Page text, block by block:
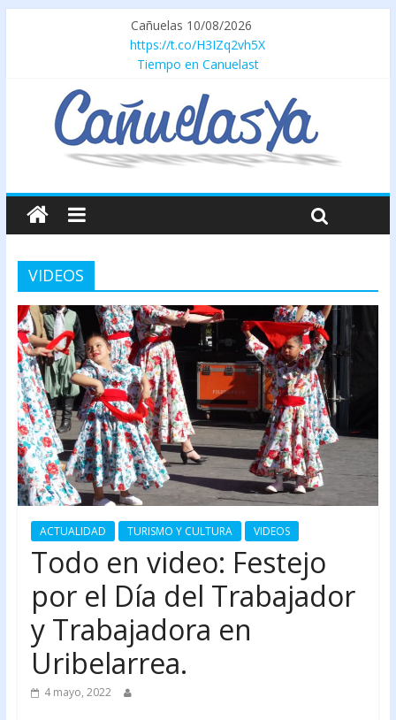
Cañuelas 10/08/2026
https://t.co/H3IZq2vh5X
Tiempo en Canuelast
VIDEOS
ACTUALIDAD TURISMO Y CULTURA VIDEOS
Todo en video: Festejo
por el Día del Trabajador
y Trabajadora en
Uribelarrea.
4 mayo, 2022